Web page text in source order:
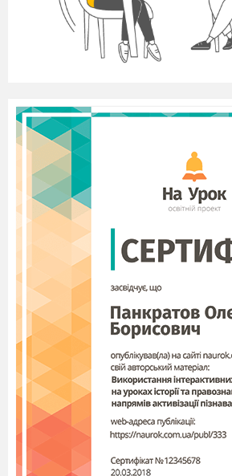
числі і з планшетів з
Чому STEM-освіта так
перспективними на планеті
програмісти, IT-фахівці,
професіонали в галузі високих
Щоб бути
повинна мати
працівників, проте це не
реформованої освіти та
Мета STEM освіти:
1.Функціональність та
сучасному
(здатність приймати
участь у громадському та
економічна продуктивність).
2. Взаємозв’язок між